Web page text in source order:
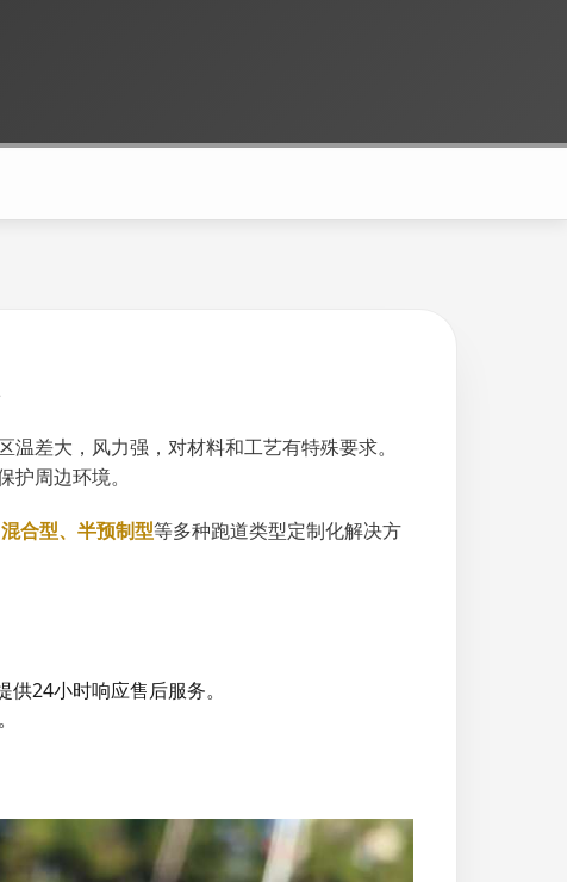
差大，风力强，对材料和工艺有特殊要求。
周边环境。
合型、半预制型等多种跑道类型定制化解决方
24小时响应售后服务。